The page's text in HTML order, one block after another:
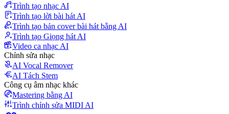
Trình tạo nhạc AI
Trình tạo lời bài hát AI
Trình tạo bản cover bài hát bằng AI
Trình tạo Giọng hát AI
Video ca nhạc AI
Chỉnh sửa nhạc
AI Vocal Remover
AI Tách Stem
Công cụ âm nhạc khác
Mastering bằng AI
Trình chỉnh sửa MIDI AI